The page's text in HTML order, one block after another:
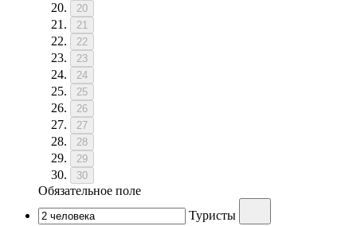
20
21
22
23
24
25
26
27
28
29
30
Обязательное поле
Туристы